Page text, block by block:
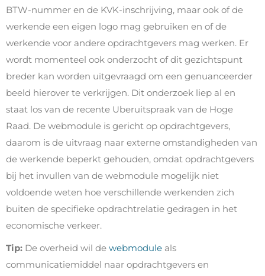
BTW-nummer en de KVK-inschrijving, maar ook of de
werkende een eigen logo mag gebruiken en of de
werkende voor andere opdrachtgevers mag werken. Er
wordt momenteel ook onderzocht of dit gezichtspunt
breder kan worden uitgevraagd om een genuanceerder
beeld hierover te verkrijgen. Dit onderzoek liep al en
staat los van de recente Uberuitspraak van de Hoge
Raad. De webmodule is gericht op opdrachtgevers,
daarom is de uitvraag naar externe omstandigheden van
de werkende beperkt gehouden, omdat opdrachtgevers
bij het invullen van de webmodule mogelijk niet
voldoende weten hoe verschillende werkenden zich
buiten de specifieke opdrachtrelatie gedragen in het
economische verkeer.
Tip: De overheid wil de webmodule als
communicatiemiddel naar opdrachtgevers en